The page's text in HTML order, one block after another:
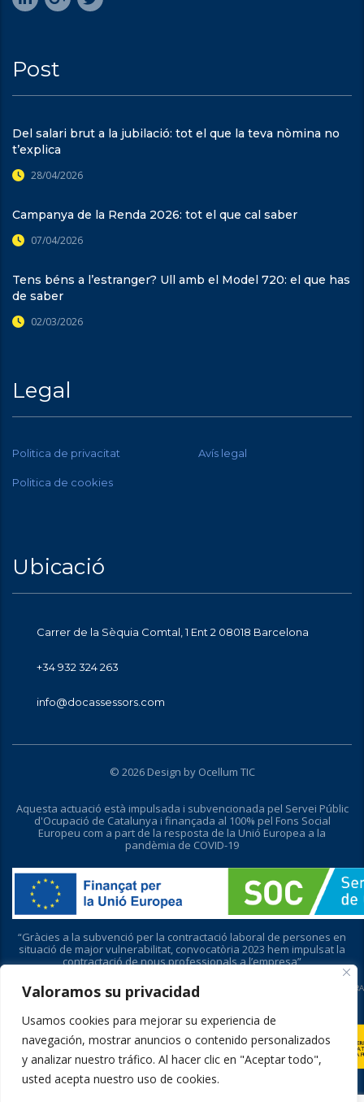
Valoramos su privacidad
Usamos cookies para mejorar su experiencia de
navegación, mostrar anuncios o contenido personalizados
y analizar nuestro tráfico. Al hacer clic en "Aceptar todo",
usted acepta nuestro uso de cookies.
Post
Del salari brut a la jubilació: tot el que la teva nòmina no
t’explica
28/04/2026
Campanya de la Renda 2026: tot el que cal saber
07/04/2026
Tens béns a l’estranger? Ull amb el Model 720: el que has
de saber
02/03/2026
Legal
Politica de privacitat Avís legal
Politica de cookies
Ubicació
Carrer de la Sèquia Comtal, 1 Ent 2 08018 Barcelona
+34 932 324 263
info@docassessors.com
© 2026 Design by Ocellum TIC
Aquesta actuació està impulsada i subvencionada pel Servei Públic
d'Ocupació de Catalunya i finançada al 100% pel Fons Social
Europeu com a part de la resposta de la Unió Europea a la
pandèmia de COVID-19
“Gràcies a la subvenció per la contractació laboral de persones en
situació de major vulnerabilitat, convocatòria 2023 hem impulsat la
contractació de nous professionals a l’empresa”